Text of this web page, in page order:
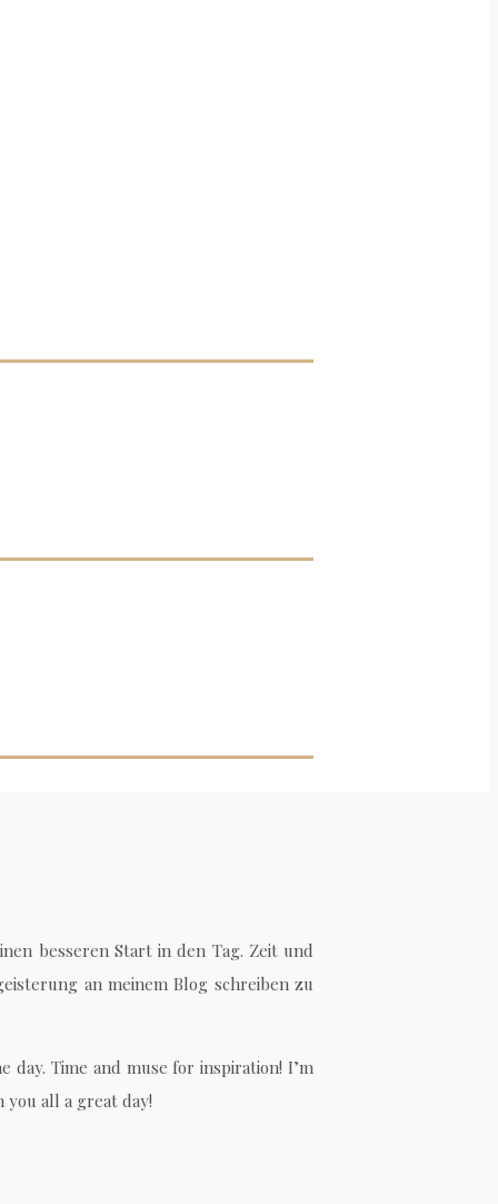
besseren Start in den Tag. Zeit und
an meinem Blog schreiben zu
Time and muse for inspiration! I’m
all a great day!